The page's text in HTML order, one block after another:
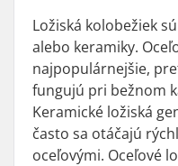
Ložiská kolobežiek
alebo keramiky.
najpopulárnejšie,
fungujú pri bežnom
Keramické ložiská
často sa otáčajú
oceľovými. Oceľové